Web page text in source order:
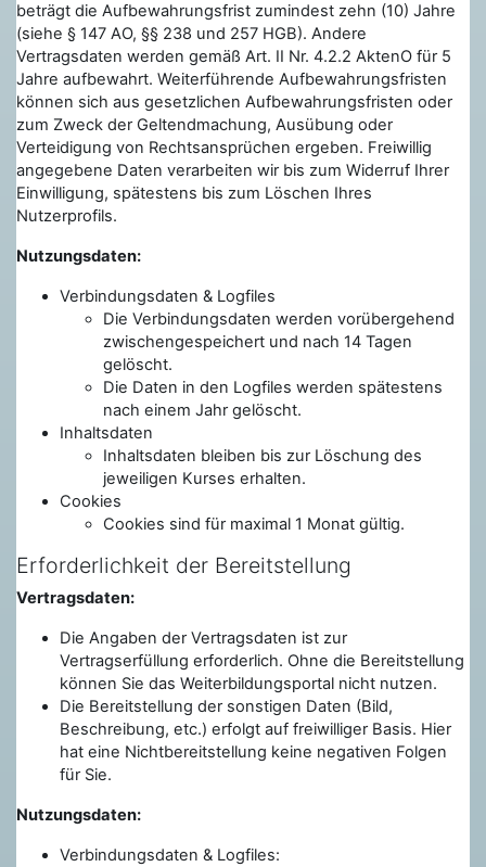
beträgt die Aufbewahrungsfrist zumindest zehn (10) Jahre
(siehe § 147 AO, §§ 238 und 257 HGB). Andere
Vertragsdaten werden gemäß Art. II Nr. 4.2.2 AktenO für 5
Jahre aufbewahrt. Weiterführende Aufbewahrungsfristen
können sich aus gesetzlichen Aufbewahrungsfristen oder
zum Zweck der Geltendmachung, Ausübung oder
Verteidigung von Rechtsansprüchen ergeben. Freiwillig
angegebene Daten verarbeiten wir bis zum Widerruf Ihrer
Einwilligung, spätestens bis zum Löschen Ihres
Nutzerprofils.
Nutzungsdaten:
Verbindungsdaten & Logfiles
Die Verbindungsdaten werden vorübergehend
zwischengespeichert und nach 14 Tagen
gelöscht.
Die Daten in den Logfiles werden spätestens
nach einem Jahr gelöscht.
Inhaltsdaten
Inhaltsdaten bleiben bis zur Löschung des
jeweiligen Kurses erhalten.
Cookies
Cookies sind für maximal 1 Monat gültig.
Erforderlichkeit der Bereitstellung
Vertragsdaten:
Die Angaben der Vertragsdaten ist zur
Vertragserfüllung erforderlich. Ohne die Bereitstellung
können Sie das Weiterbildungsportal nicht nutzen.
Die Bereitstellung der sonstigen Daten (Bild,
Beschreibung, etc.) erfolgt auf freiwilliger Basis. Hier
hat eine Nichtbereitstellung keine negativen Folgen
für Sie.
Nutzungsdaten:
Verbindungsdaten & Logfiles: